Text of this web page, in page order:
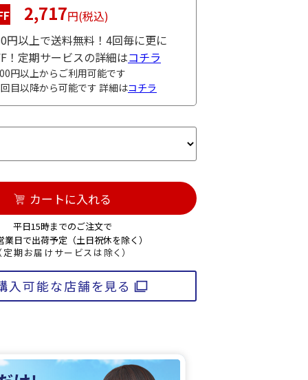
2,717円(税込)
円以上で送料無料！4回毎に更に
！定期サービスの詳細はコチラ
円以上からご利用可能です
目以降から可能です 詳細はコチラ
カートに入れる
平日15時までのご注文で
業日で出荷予定（土日祝休を除く）
定期お届けサービスは除く）
入可能な店舗を見る